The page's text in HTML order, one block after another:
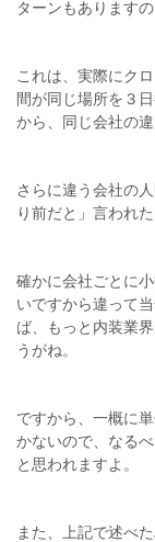
ターンもありますの
これは、実際にク
間が同じ場所を３
から、同じ会社の
さらに違う会社の
り前だと」言われ
確かに会社ごとに
いですから違って
ば、もっと内装業
うがね。
ですから、一概に
かないので、なる
と思われますよ。
また、上記で述べた